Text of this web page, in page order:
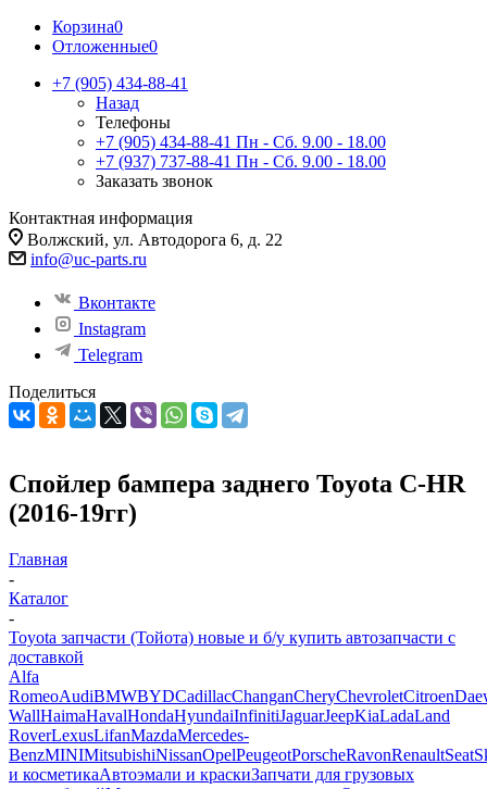
Корзина0
Отложенные0
+7 (905) 434-88-41
Назад
Телефоны
+7 (905) 434-88-41 Пн - Сб. 9.00 - 18.00
+7 (937) 737-88-41 Пн - Сб. 9.00 - 18.00
Заказать звонок
Контактная информация
Волжский, ул. Автодорога 6, д. 22
info@uc-parts.ru
Вконтакте
Instagram
Telegram
Поделиться
Спойлер бампера заднего Toyota C-HR
(2016-19гг)
Главная
-
Каталог
-
Toyota запчасти (Тойота) новые и б/у купить автозапчасти с
доставкой
Alfa
RomeoAudiBMWBYDCadillacChanganCheryChevroletCitroen
WallHaimaHavalHondaHyundaiInfinitiJaguarJeepKiaLadaLand
RoverLexusLifanMazdaMercedes-
BenzMINIMitsubishiNissanOpelPeugeotPorscheRavonRenaultSeat
и косметикаАвтоэмали и краскиЗапчати для грузовых